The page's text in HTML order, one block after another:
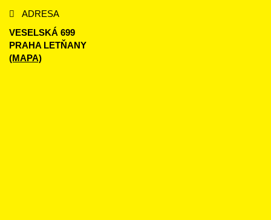
ADRESA
VESELSKÁ 699
PRAHA LETŇANY
(MAPA)